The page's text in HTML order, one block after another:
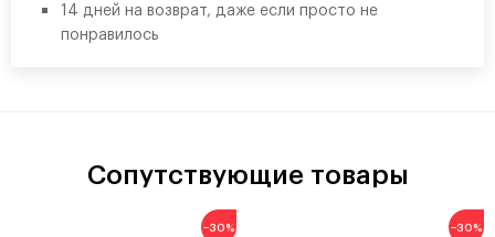
14 дней на возврат, даже если просто не
понравилось
Сопутствующие товары
−30% −30%